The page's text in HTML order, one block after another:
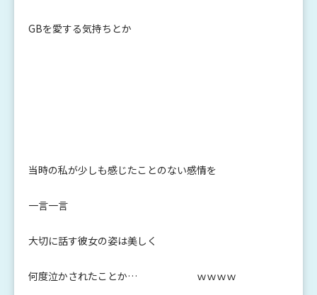
GBを愛する気持ちとか
当時の私が少しも感じたことのない感情を
一言一言
大切に話す彼女の姿は美しく
何度泣かされたことか… ｗｗｗｗ